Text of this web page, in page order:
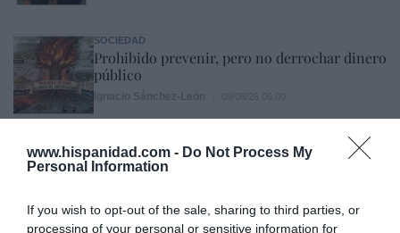
www.hispanidad.com - Do Not Process My
Personal Information
If you wish to opt-out of the sale, sharing to third parties, or
processing of your personal or sensitive information for
SOCIEDAD
Prohibido prevenir, pero no derrochar dinero
público
Mi España-Patria
J. R. Pablos